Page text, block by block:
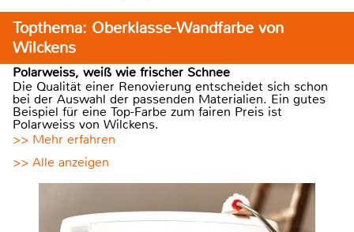
Topthema: Oberklasse-Wandfarbe von
Wilckens
Polarweiss, weiß wie frischer Schnee
Die Qualität einer Renovierung entscheidet sich schon
bei der Auswahl der passenden Materialien. Ein gutes
Beispiel für eine Top-Farbe zum fairen Preis ist
Polarweiss von Wilckens.
>> Mehr erfahren
>> Alle anzeigen